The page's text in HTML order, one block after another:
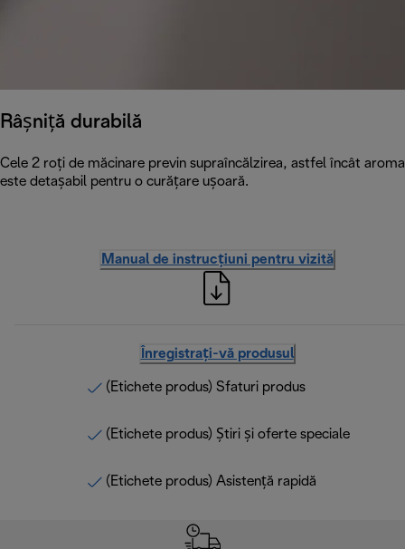
Râșniță durabilă
Cele 2 roți de măcinare previn supraîncălzirea, astfel încât
este detașabil pentru o curățare ușoară.
Manual de instrucțiuni pentru vizită
Înregistrați-vă produsul
(Etichete produs) Sfaturi produs
(Etichete produs) Știri și oferte speciale
(Etichete produs) Asistență rapidă